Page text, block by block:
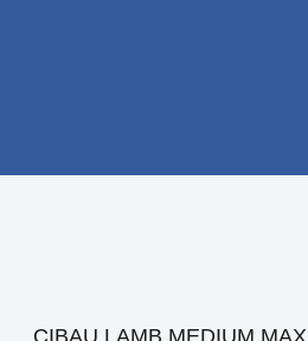
CIBAU LAMB MEDIUM